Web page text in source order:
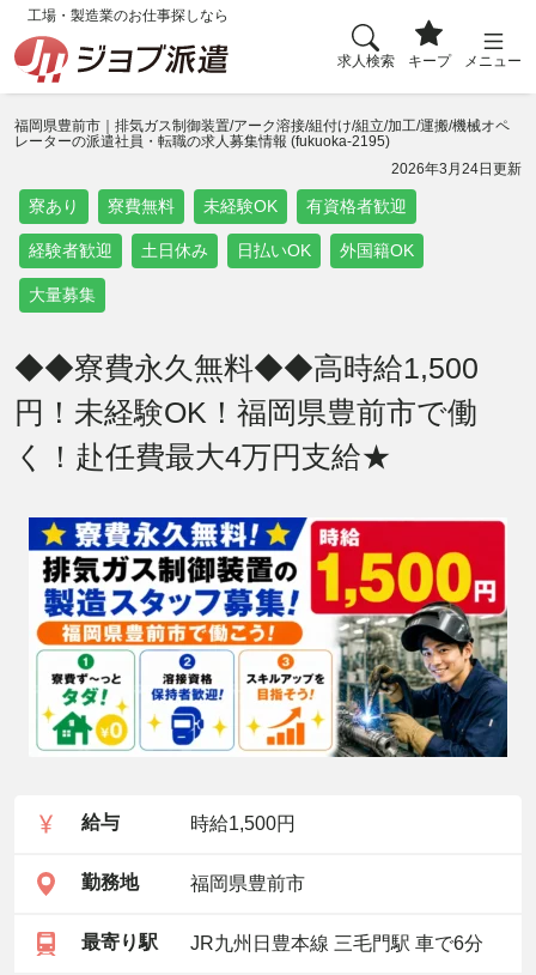
工場・製造業のお仕事探しなら
求人検索 キープ メニュー
福岡県豊前市｜排気ガス制御装置/アーク溶接/組付け/組立/加工/運搬/機械オペ
レーターの派遣社員・転職の求人募集情報 (fukuoka-2195)
2026年3月24日更新
寮あり 寮費無料 未経験OK 有資格者歓迎
経験者歓迎 土日休み 日払いOK 外国籍OK
大量募集
◆◆寮費永久無料◆◆高時給1,500
円！未経験OK！福岡県豊前市で働
く！赴任費最大4万円支給★
給与 時給1,500円
勤務地 福岡県豊前市
最寄り駅 JR九州日豊本線 三毛門駅 車で6分